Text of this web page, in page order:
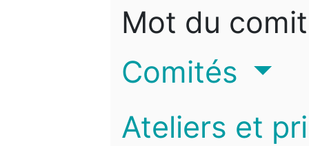
Mot du
Comités
Ateliers et